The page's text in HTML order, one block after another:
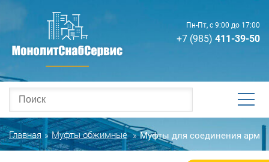
Пн-Пт, с 9:00 до 17:00
+7 (985) 411-39-50
Главная » Муфты обжимные » Муфты для соединения